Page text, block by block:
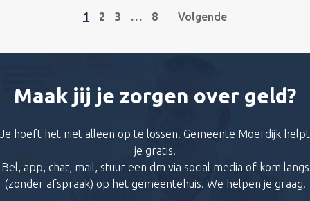
1 2 3 … 8 Volgende
Maak jij je zorgen over geld?
Je hoeft het niet alleen op te lossen. Gemeente Moerdijk helpt
je gratis.
Bel, app, chat, mail, stuur een dm via social media of kom langs
(zonder afspraak) op het gemeentehuis. We helpen je graag!